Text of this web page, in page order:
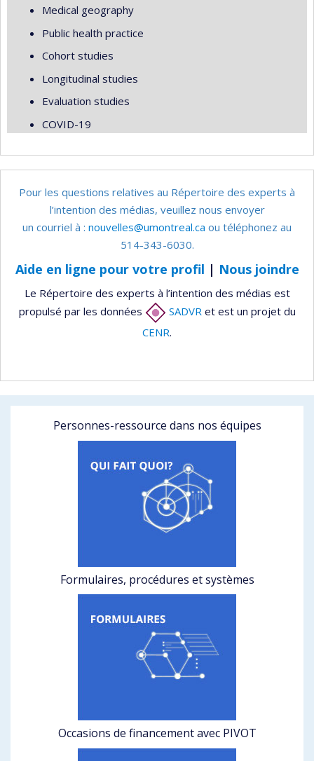
Medical geography
Public health practice
Cohort studies
Longitudinal studies
Evaluation studies
COVID-19
Pour les questions relatives au Répertoire des experts à
l’intention des médias, veuillez nous envoyer
un courriel à : nouvelles@umontreal.ca ou téléphonez au
514-343-6030.
Aide en ligne pour votre profil | Nous joindre
Le Répertoire des experts à l’intention des médias est
propulsé par les données
SADVRet est un projet du
CENR.
Personnes-ressource dans nos équipes
Formulaires, procédures et systèmes
Occasions de financement avec PIVOT